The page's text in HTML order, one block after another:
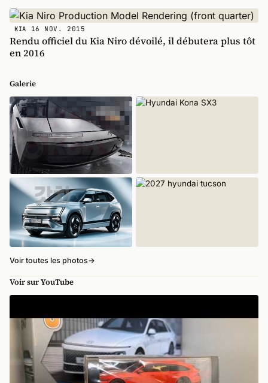
KIA 16 NOV. 2015
Rendu officiel du Kia Niro dévoilé, il débutera plus tôt
en 2016
Galerie
Voir toutes les photos→
Voir sur YouTube